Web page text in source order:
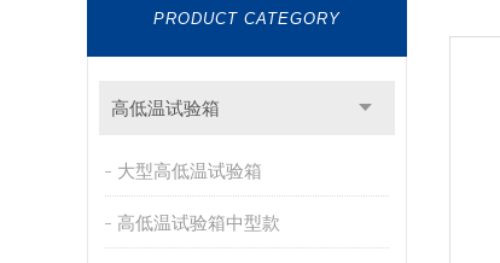
PRODUCT CATEGORY
高低温试验箱
大型高低温试验箱
高低温试验箱中型款